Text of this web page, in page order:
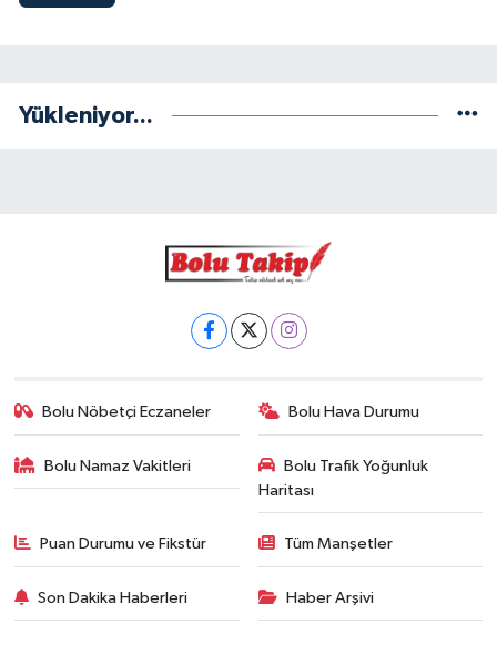
Yükleniyor...
Bolu Nöbetçi Eczaneler Bolu Hava Durumu
Bolu Namaz Vakitleri
Bolu Trafik Yoğunluk
Haritası
Puan Durumu ve Fikstür Tüm Manşetler
Son Dakika Haberleri Haber Arşivi